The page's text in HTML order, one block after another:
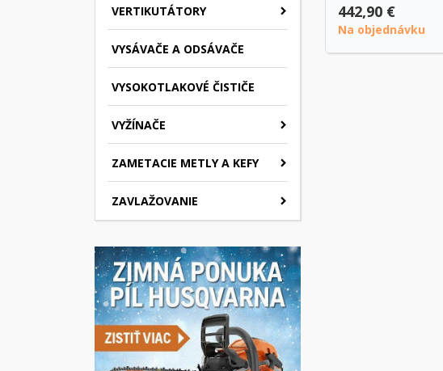
VERTIKUTÁTORY
VYSÁVAČE A ODSÁVAČE
VYSOKOTLAKOVÉ ČISTIČE
VYŽÍNAČE
ZAMETACIE METLY A KEFY
ZAVLAŽOVANIE
442,90 €
Na objednávku